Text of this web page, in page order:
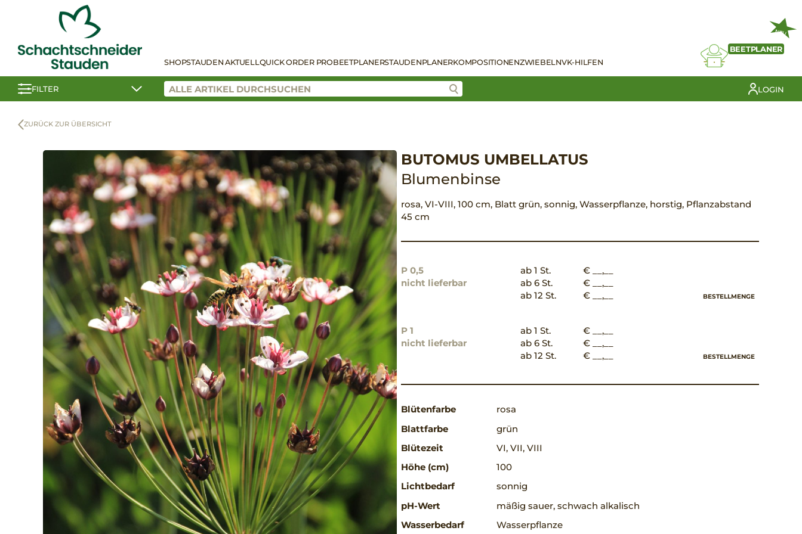
SHOPSTAUDEN AKTUELLQUICK ORDER PROBEETPLANERSTAUDENPLANERKOMPOSITIONENZWIEBELNVK-HILFEN
NEU
BEETPLANER
FILTER LOGIN
ZURÜCK ZUR ÜBERSICHT
BUTOMUS UMBELLATUS
Blumenbinse
rosa, VI-VIII, 100 cm, Blatt grün, sonnig, Wasserpflanze, horstig, Pflanzabstand
45 cm
P 0,5
nicht lieferbar
ab 1 St.
€ __,__
ab 6 St.
€ __,__
ab 12 St.
€ __,__ BESTELLMENGE
P 1
nicht lieferbar
ab 1 St.
€ __,__
ab 6 St.
€ __,__
ab 12 St.
€ __,__ BESTELLMENGE
Blütenfarbe
rosa
Blattfarbe
grün
Blütezeit
VI, VII, VIII
Höhe (cm)
100
Lichtbedarf
sonnig
pH-Wert
mäßig sauer, schwach alkalisch
Wasserbedarf
Wasserpflanze